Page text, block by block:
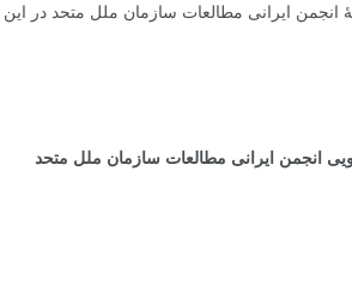
انجمن ایرانی مطالعات سازمان ملل متحد در
انجمن ایرانی مطالعات سازمان ملل متحد